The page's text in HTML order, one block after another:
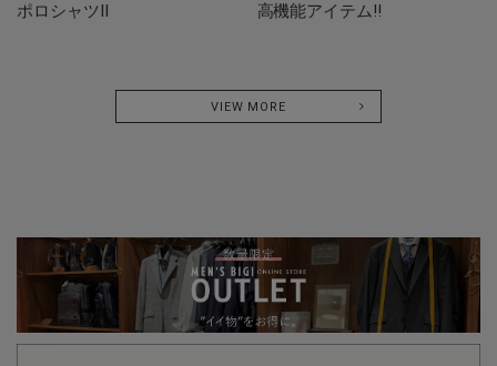
ポロシャツII
高機能アイテム‼︎
VIEW MORE